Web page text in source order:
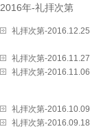
2016年-礼拝次第
礼拝次第-2016.12.25
礼拝次第-2016.11.27
礼拝次第-2016.11.06
礼拝次第-2016.10.09
礼拝次第-2016.09.18